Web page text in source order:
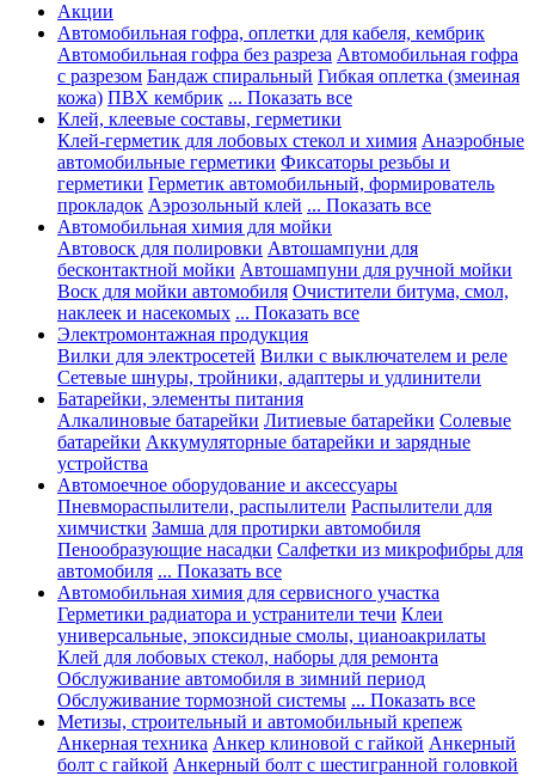
Акции
Автомобильная гофра, оплетки для кабеля, кембрик
Автомобильная гофра без разреза Автомобильная гофра
с разрезом Бандаж спиральный Гибкая оплетка (змеиная
кожа) ПВХ кембрик ... Показать все
Клей, клеевые составы, герметики
Клей-герметик для лобовых стекол и химия Анаэробные
автомобильные герметики Фиксаторы резьбы и
герметики Герметик автомобильный, формирователь
прокладок Аэрозольный клей ... Показать все
Автомобильная химия для мойки
Автовоск для полировки Автошампуни для
бесконтактной мойки Автошампуни для ручной мойки
Воск для мойки автомобиля Очистители битума, смол,
наклеек и насекомых ... Показать все
Электромонтажная продукция
Вилки для электросетей Вилки с выключателем и реле
Сетевые шнуры, тройники, адаптеры и удлинители
Батарейки, элементы питания
Алкалиновые батарейки Литиевые батарейки Солевые
батарейки Аккумуляторные батарейки и зарядные
устройства
Автомоечное оборудование и аксессуары
Пневмораспылители, распылители Распылители для
химчистки Замша для протирки автомобиля
Пенообразующие насадки Салфетки из микрофибры для
автомобиля ... Показать все
Автомобильная химия для сервисного участка
Герметики радиатора и устранители течи Клеи
универсальные, эпоксидные смолы, цианоакрилаты
Клей для лобовых стекол, наборы для ремонта
Обслуживание автомобиля в зимний период
Обслуживание тормозной системы ... Показать все
Метизы, строительный и автомобильный крепеж
Анкерная техника Анкер клиновой с гайкой Анкерный
болт с гайкой Анкерный болт с шестигранной головкой